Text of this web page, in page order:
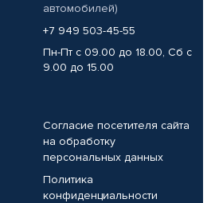
автомобилей)
+7 949 503-45-55
Пн-Пт с 09.00 до 18.00, Сб с
9.00 до 15.00
Согласие посетителя сайта
на обработку
персональных данных
Политика
конфиденциальности